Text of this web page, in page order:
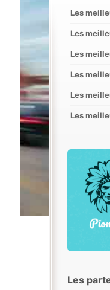
Les
Les
Les
Les
Les
Les
Les